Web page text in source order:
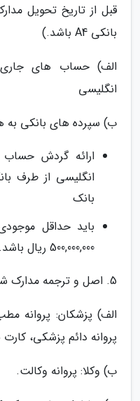
قبل از تاریخ تحویل
بانکی A4 باشد.)
الف) حساب های جاری:
انگلیسی
ب) سپرده های بانکی
ارائه گردش
انگلیسی از طرف
بانک
باید حداقل
500,000,000 ریال باشد.
5. اصل و ترجمه مدارک شغلی:
الف) پزشکان: پروانه
پروانه دائم پزشکی،
ب) وکلا: پروانه وکالت.